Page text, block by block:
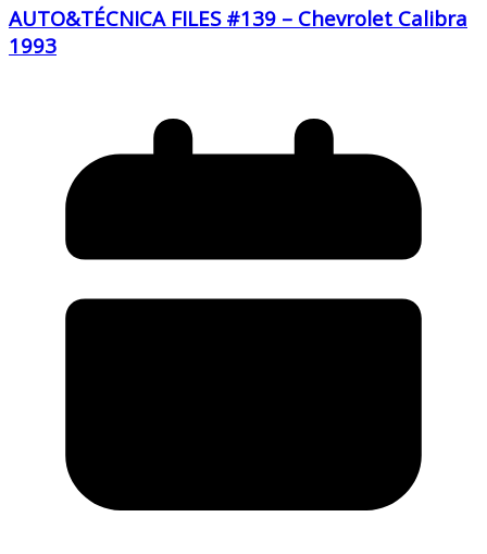
AUTO&TÉCNICA FILES #139 – Chevrolet Calibra
1993